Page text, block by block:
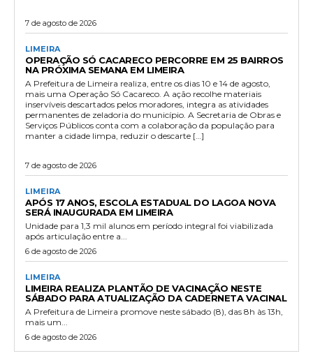
7 de agosto de 2026
LIMEIRA
OPERAÇÃO SÓ CACARECO PERCORRE EM 25 BAIRROS
NA PRÓXIMA SEMANA EM LIMEIRA
A Prefeitura de Limeira realiza, entre os dias 10 e 14 de agosto,
mais uma Operação Só Cacareco. A ação recolhe materiais
inservíveis descartados pelos moradores, integra as atividades
permanentes de zeladoria do município. A Secretaria de Obras e
Serviços Públicos conta com a colaboração da população para
manter a cidade limpa, reduzir o descarte […]
7 de agosto de 2026
LIMEIRA
APÓS 17 ANOS, ESCOLA ESTADUAL DO LAGOA NOVA
SERÁ INAUGURADA EM LIMEIRA
Unidade para 1,3 mil alunos em período integral foi viabilizada
após articulação entre a...
6 de agosto de 2026
LIMEIRA
LIMEIRA REALIZA PLANTÃO DE VACINAÇÃO NESTE
SÁBADO PARA ATUALIZAÇÃO DA CADERNETA VACINAL
A Prefeitura de Limeira promove neste sábado (8), das 8h às 13h,
mais um...
6 de agosto de 2026